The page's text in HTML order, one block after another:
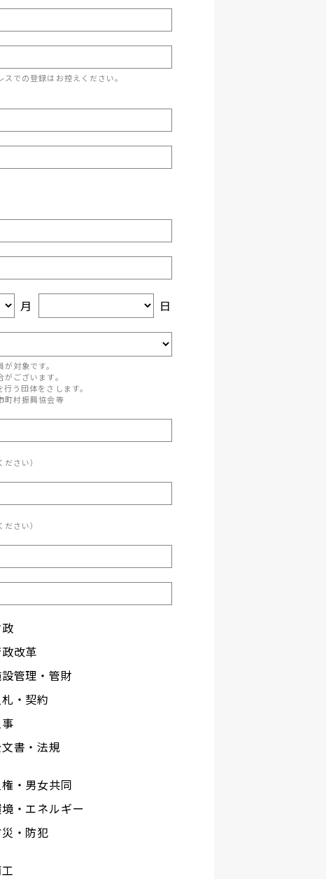
での登録はお控えください。
月 日
対象です。
ございます。
う団体をさします。
町村振興協会等
さい）
さい）
改革
管理・管財
・契約
書・法規
・男女共同
・エネルギー
・防犯